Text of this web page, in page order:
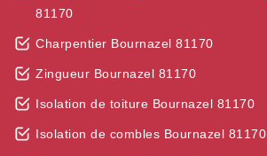
81170
Charpentier Bournazel 81170
Zingueur Bournazel 81170
Isolation de toiture Bournazel 81170
Isolation de combles Bournazel 81170